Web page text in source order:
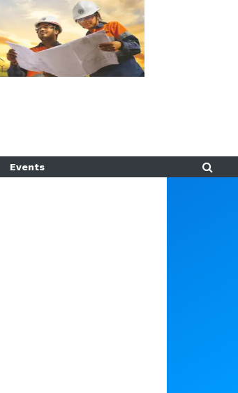
Events